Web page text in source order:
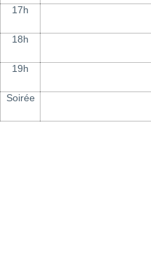
17h
18h
19h
Soirée